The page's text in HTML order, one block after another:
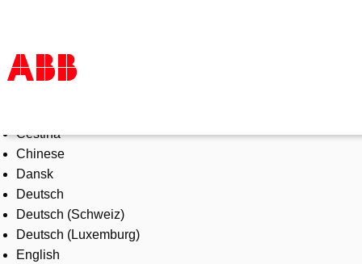
Products & Solutions
Industries
Services
About us
Where to buy
Contact us
Careers
Čeština
Chinese
Dansk
Deutsch
Deutsch (Schweiz)
Deutsch (Luxemburg)
English